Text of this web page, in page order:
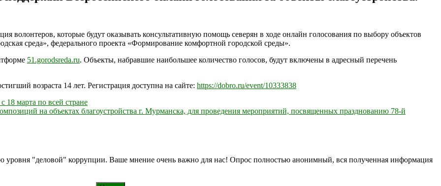
волонтеров, которые будут оказывать консультативную помощь северян в ходе онлайн голосования по выбору объектов
среда», федерального проекта «Формирование комфортной городской среды».
51.gorodsreda.ru. Объекты, набравшие наибольшее количество голосов, будут включены в адресный перечень
возраста 14 лет. Регистрация доступна на сайте: https://dobro.ru/event/10333838
18 марта по всей стране
на объектах благоустройства г. Мурманска, для проведения мероприятий, посвященных празднованию 78-й
уровня "деловой" коррупции. Ваше мнение очень важно для нас! Опрос полностью анонимный, вся полученная информация